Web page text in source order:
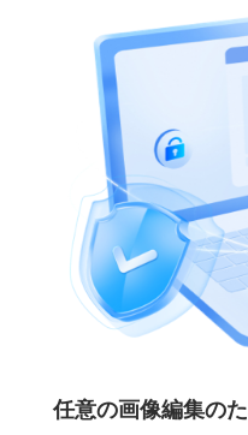
AI Prompt Editorを使用して